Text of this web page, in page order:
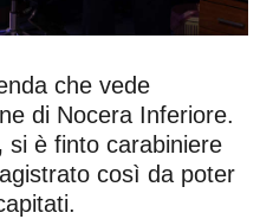
che vede
di Nocera Inferiore.
si è finto carabiniere
così da poter